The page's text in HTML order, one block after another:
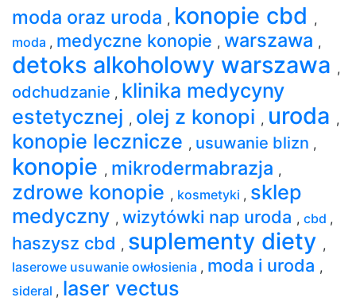
moda oraz uroda , konopie cbd ,
moda , medyczne konopie , warszawa ,
detoks alkoholowy warszawa ,
odchudzanie , klinika medycyny
estetycznej , olej z konopi , uroda ,
konopie lecznicze , usuwanie blizn ,
konopie , mikrodermabrazja ,
zdrowe konopie , kosmetyki , sklep
medyczny , wizytówki nap uroda , cbd ,
haszysz cbd , suplementy diety ,
laserowe usuwanie owłosienia , moda i uroda ,
sideral , laser vectus